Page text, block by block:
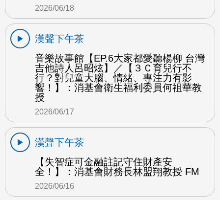
2026/06/18
漢聲下午茶
音樂故事館【EP.6大家都愛聽楊柳 台灣
吉他詩人呂昭炫】／【３Ｃ育兒行不
行？對兒童大腦、情緒、專注力有影
響！】：消基會衛生福利委員何祖華教
授
2026/06/17
漢聲下午茶
【失智症可金融註記守住財產安
全！】：消基會財務長林盟翔教授 FM
2026/06/16